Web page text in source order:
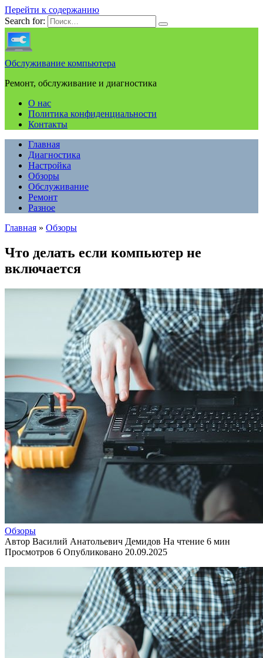
Перейти к содержанию
Search for:
Обслуживание компьютера
Ремонт, обслуживание и диагностика
О нас
Политика конфиденциальности
Контакты
Главная
Диагностика
Настройка
Обзоры
Обслуживание
Ремонт
Разное
Главная » Обзоры
Что делать если компьютер не
включается
Обзоры
Автор Василий Анатольевич Демидов На чтение 6 мин
Просмотров 6 Опубликовано 20.09.2025